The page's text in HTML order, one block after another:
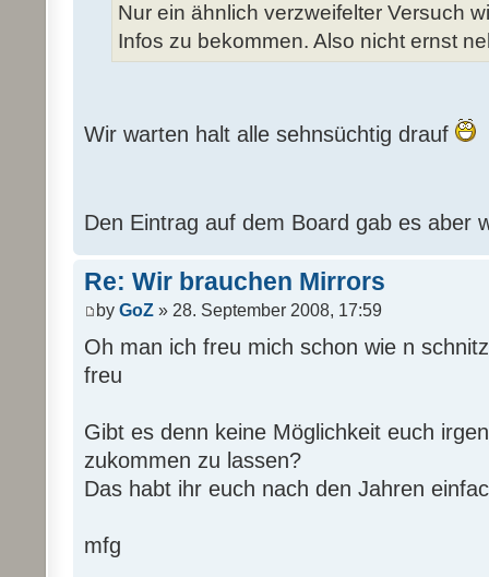
Nur ein ähnlich verzweifelter Versuch
Infos zu bekommen. Also nicht ernst
Wir warten halt alle sehnsüchtig drauf
Den Eintrag auf dem Board gab es aber
Re: Wir brauchen Mirrors
by GoZ » 28. September 2008, 17:59
Oh man ich freu mich schon wie n
freu
Gibt es denn keine Möglichkeit euch
zukommen zu lassen?
Das habt ihr euch nach den Jahren
mfg